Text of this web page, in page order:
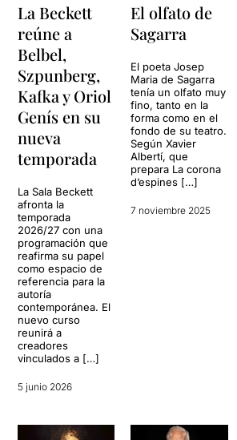
La Beckett
reúne a
Belbel,
Szpunberg,
Kafka y Oriol
Genís en su
nueva
temporada
La Sala Beckett
afronta la
temporada
2026/27 con una
programación que
reafirma su papel
como espacio de
referencia para la
autoría
contemporánea. El
nuevo curso
reunirá a
creadores
vinculados a […]
5 junio 2026
El olfato de
Sagarra
El poeta Josep
Maria de Sagarra
tenía un olfato muy
fino, tanto en la
forma como en el
fondo de su teatro.
Según Xavier
Albertí, que
prepara La corona
d’espines […]
7 noviembre 2025